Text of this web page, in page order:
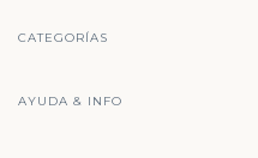
CATEGORÍAS
AYUDA & INFO